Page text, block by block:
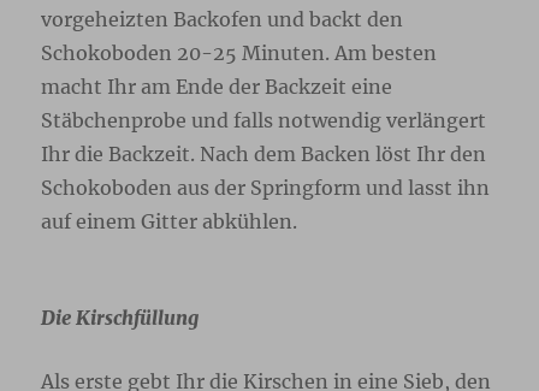
vorgeheizten Backofen und backt den
Schokoboden 20-25 Minuten. Am besten
macht Ihr am Ende der Backzeit eine
Stäbchenprobe und falls notwendig verlängert
Ihr die Backzeit. Nach dem Backen löst Ihr den
Schokoboden aus der Springform und lasst ihn
auf einem Gitter abkühlen.
Die Kirschfüllung
Als erste gebt Ihr die Kirschen in eine Sieb, den